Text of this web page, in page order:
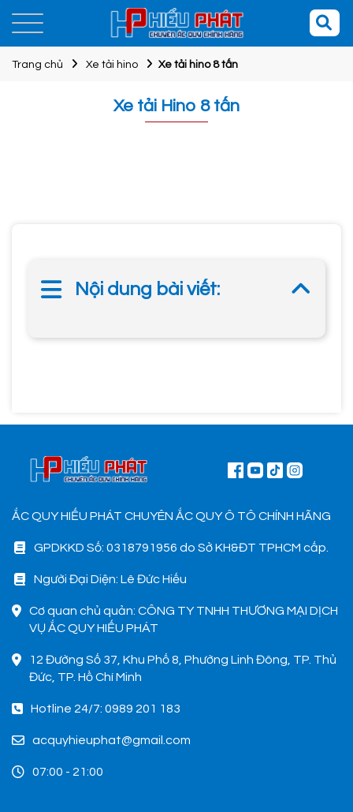
Trang chủ Xe tải hino Xe tải hino 8 tấn
Xe tải Hino 8 tấn
Nội dung bài viết:
ẮC QUY HIẾU PHÁT CHUYÊN ẮC QUY Ô TÔ CHÍNH HÃNG
GPDKKD Số: 0318791956 do Sở KH&ĐT TPHCM cấp.
Người Đại Diện: Lê Đức Hiếu
Cơ quan chủ quản: CÔNG TY TNHH THƯƠNG MẠI DỊCH
VỤ ẮC QUY HIẾU PHÁT
12 Đường Số 37, Khu Phố 8, Phường Linh Đông, TP. Thủ
Đức, TP. Hồ Chí Minh
Hotline 24/7: 0989 201 183
acquyhieuphat@gmail.com
07:00 - 21:00